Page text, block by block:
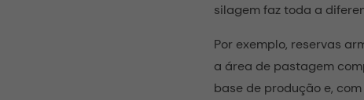
silagem faz toda a
Por exemplo, reservas
a área de pastagem
base de produção e,